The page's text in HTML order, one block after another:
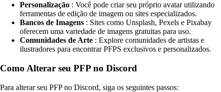
Personalização : Você pode criar seu próprio avatar utilizando
ferramentas de edição de imagem ou sites especializados.
Bancos de Imagens : Sites como Unsplash, Pexels e Pixabay
oferecem uma variedade de imagens gratuitas para uso.
Comunidades de Arte : Explore comunidades de artistas e
ilustradores para encontrar PFPS exclusivos e personalizados.
Como Alterar seu PFP no Discord
Para alterar seu PFP no Discord, siga os seguintes passos: